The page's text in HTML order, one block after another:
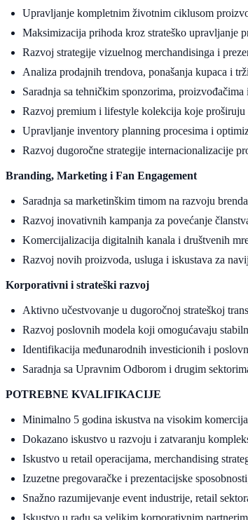
Upravljanje kompletnim životnim ciklusom
Maksimizacija prihoda kroz strateško upravljanje
Razvoj strategije vizuelnog merchandisinga i
Analiza prodajnih trendova, ponašanja kupaca i
Saradnja sa tehničkim sponzorima,
Razvoj premium i lifestyle kolekcija koje
Upravljanje inventory planning procesima i
Razvoj dugoročne strategije internacionalizacije
Branding, Marketing i Fan Engagement
Saradnja sa marketinškim timom na razvoju
Razvoj inovativnih kampanja za povećanje
Komercijalizacija digitalnih kanala i društvenih
Razvoj novih proizvoda, usluga i iskustava za
Korporativni i strateški razvoj
Aktivno učestvovanje u dugoročnoj strateškoj
Razvoj poslovnih modela koji omogućavaju
Identifikacija međunarodnih investicionih i
Saradnja sa Upravnim Odborom i drugim
POTREBNE KVALIFIKACIJE
Minimalno 5 godina iskustva na visokim
Dokazano iskustvo u razvoju i zatvaranju
Iskustvo u retail operacijama, merchandising
Izuzetne pregovaračke i prezentacijske
Snažno razumijevanje event industrije, retail
Iskustvo u radu sa velikim korporativnim